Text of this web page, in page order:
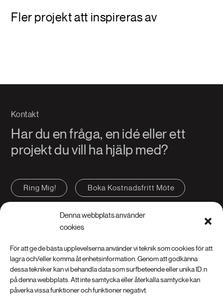
Denna webbplats använder
cookies
För att ge de bästa upplevelserna använder vi teknik som cookies för att
lagra och/eller komma åt enhetsinformation. Genom att godkänna
dessa tekniker kan vi behandla data som surfbeteende eller unika ID:n
på denna webbplats. Att inte samtycka eller återkalla samtycke kan
påverka vissa funktioner och funktioner negativt.
Fler projekt att inspireras av
Kontakt
Har du en fråga, en idé eller ett
projekt du vill ha hjälp med?
Ring Mig! Boka Kostnadsfritt Möte
Kontakta oss FAQ
Instagram LinkedIn Facebook